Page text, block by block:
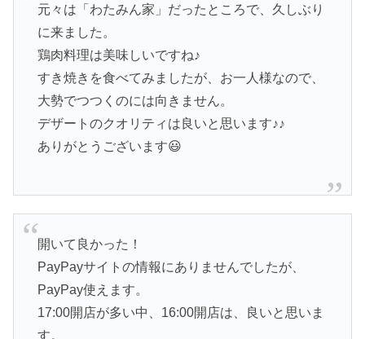
元々は「わたみん家」だったところで、久しぶり
に来ました。
鶏肉料理は美味しいですね♪
すき焼きを食べてみましたが、お一人様なので、
大勢でつつくのには向きません。
デザートのクオリティは良いと思います♪♪
ありがとうございます😃
開いて良かった！
PayPayサイトの情報にありませんでしたが、
PayPay使えます。
17:00開店が多い中、16:00開店は、良いと思いま
す。